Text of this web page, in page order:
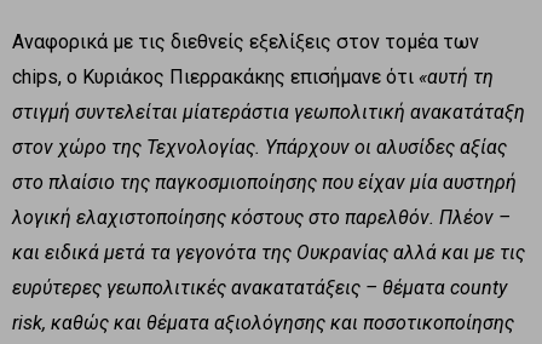
Αναφορικά με τις διεθνείς εξελίξεις στον τομέα των
chips, ο Κυριάκος Πιερρακάκης επισήμανε ότι «αυτή τη
στιγμή συντελείται μίατεράστια γεωπολιτική ανακατάταξη
στον χώρο της Τεχνολογίας. Υπάρχουν οι αλυσίδες αξίας
στο πλαίσιο της παγκοσμιοποίησης που είχαν μία αυστηρή
λογική ελαχιστοποίησης κόστους στο παρελθόν. Πλέον –
και ειδικά μετά τα γεγονότα της Ουκρανίας αλλά και με τις
ευρύτερες γεωπολιτικές ανακατατάξεις – θέματα county
risk, καθώς και θέματα αξιολόγησης και ποσοτικοποίησης